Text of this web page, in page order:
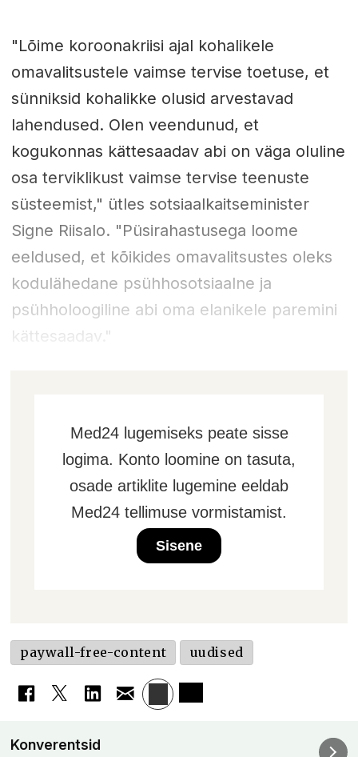
"Lõime koroonakriisi ajal kohalikele
omavalitsustele vaimse tervise toetuse, et
sünniksid kohalikke olusid arvestavad
lahendused. Olen veendunud, et
kogukonnas kättesaadav abi on väga oluline
osa terviklikust vaimse tervise teenuste
süsteemist," ütles sotsiaalkaitseminister
Signe Riisalo. "Püsirahastusega loome
eeldused, et kõikides omavalitsustes oleks
kodulähedane psühhosotsiaalne ja
psühholoogiline abi oma elanikele paremini
kättesaadav."
Med24 lugemiseks peate sisse
logima. Konto loomine on tasuta,
osade artiklite lugemine eeldab
Med24 tellimuse vormistamist.
Sisene
paywall-free-content uudised
Konverentsid